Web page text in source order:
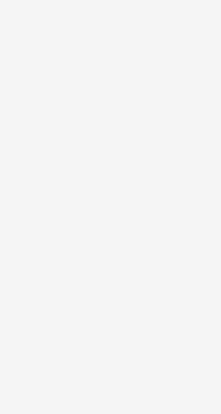
overdag
< 1 jaar
≥ 1 jaar
over 7 Totstandkoming